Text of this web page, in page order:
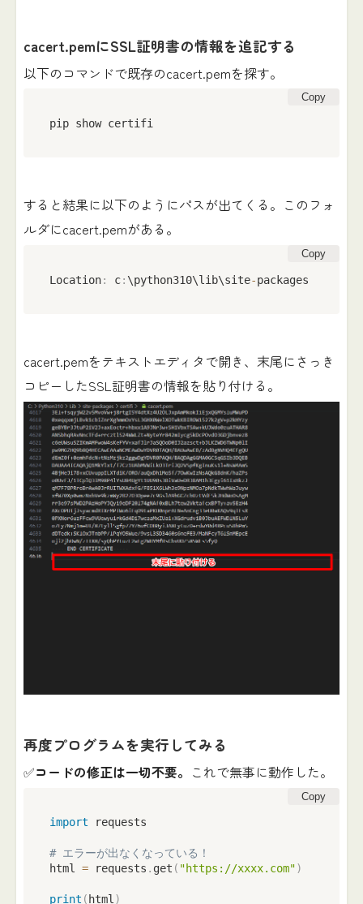
cacert.pemにSSL証明書の情報を追記する
以下のコマンドで既存のcacert.pemを探す。
Copy
pip show certifi
すると結果に以下のようにパスが出てくる。このフォ
ルダにcacert.pemがある。
Copy
Location: c: \python310\lib\site-packages
cacert.pemをテキストエディタで開き、末尾にさっき
コピーしたSSL証明書の情報を貼り付ける。
再度プログラムを実行してみる
✅コードの修正は一切不要。 これで無事に動作した。
Copy
import requests
# エラーが出なくなっている！
html = requests . get ( "https://xxxx.com")
print ( html)